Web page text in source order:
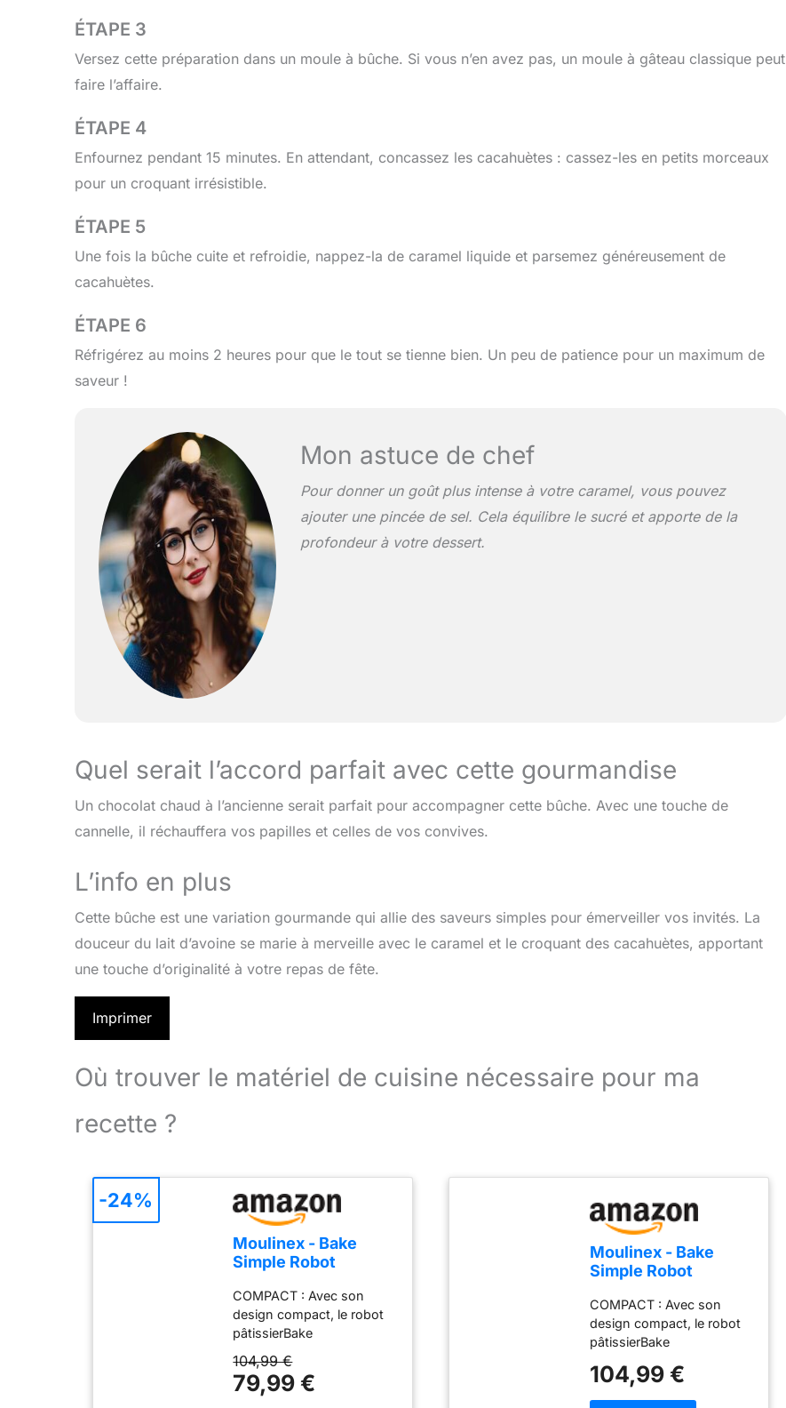
ÉTAPE 3
Versez cette préparation dans un moule à bûche. Si vous n’en avez pas, un moule à gâteau classique peut
faire l’affaire.
ÉTAPE 4
Enfournez pendant 15 minutes. En attendant, concassez les cacahuètes : cassez-les en petits morceaux
pour un croquant irrésistible.
ÉTAPE 5
Une fois la bûche cuite et refroidie, nappez-la de caramel liquide et parsemez généreusement de
cacahuètes.
ÉTAPE 6
Réfrigérez au moins 2 heures pour que le tout se tienne bien. Un peu de patience pour un maximum de
saveur !
Mon astuce de chef
Pour donner un goût plus intense à votre caramel, vous pouvez
ajouter une pincée de sel. Cela équilibre le sucré et apporte de la
profondeur à votre dessert.
Quel serait l’accord parfait avec cette gourmandise
Un chocolat chaud à l’ancienne serait parfait pour accompagner cette bûche. Avec une touche de
cannelle, il réchauffera vos papilles et celles de vos convives.
L’info en plus
Cette bûche est une variation gourmande qui allie des saveurs simples pour émerveiller vos invités. La
douceur du lait d’avoine se marie à merveille avec le caramel et le croquant des cacahuètes, apportant
une touche d’originalité à votre repas de fête.
Imprimer
Où trouver le matériel de cuisine nécessaire pour ma
recette ?
Moulinex - Bake
Simple Robot
fouet, batteur et
crochet
COMPACT : Avec son
design compact, le robot
pâtissierBake
parfaitement à toutes les
cuisines - sataillen'est pas
104,99 €
79,99 €
-24%
Moulinex - Bake
Simple Robot
fouet, batteur et
crochet
COMPACT : Avec son
design compact, le robot
pâtissierBake
parfaitement à toutes les
cuisines - sataillen'est pas
104,99 €